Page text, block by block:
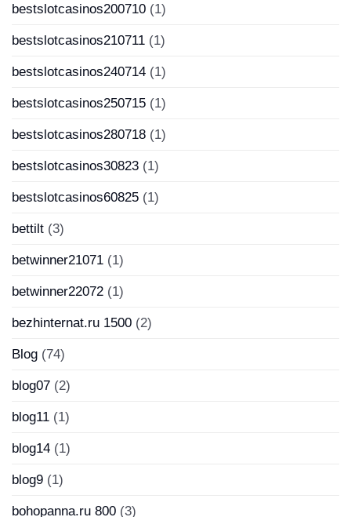
bestslotcasinos200710 (1)
bestslotcasinos210711 (1)
bestslotcasinos240714 (1)
bestslotcasinos250715 (1)
bestslotcasinos280718 (1)
bestslotcasinos30823 (1)
bestslotcasinos60825 (1)
bettilt (3)
betwinner21071 (1)
betwinner22072 (1)
bezhinternat.ru 1500 (2)
Blog (74)
blog07 (2)
blog11 (1)
blog14 (1)
blog9 (1)
bohopanna.ru 800 (3)